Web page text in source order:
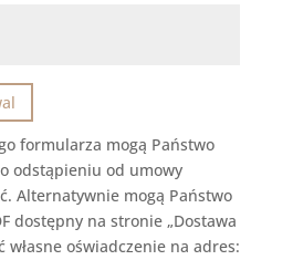
formularza mogą Państwo
odstąpieniu od umowy
Alternatywnie mogą Państwo
dostępny na stronie „Dostawa
własne oświadczenie na adres: